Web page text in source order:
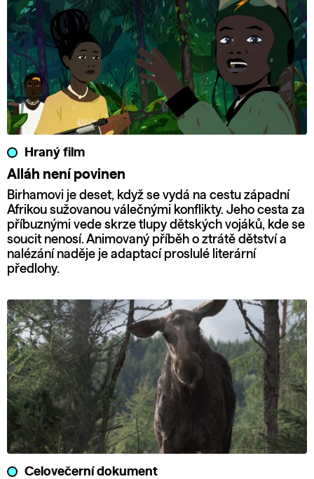
Hraný film
Alláh není povinen
Birhamovi je deset, když se vydá na cestu západní
Afrikou sužovanou válečnými konflikty. Jeho cesta za
příbuznými vede skrze tlupy dětských vojáků, kde se
soucit nenosí. Animovaný příběh o ztrátě dětství a
nalézání naděje je adaptací proslulé literární
předlohy.
Celovečerní dokument